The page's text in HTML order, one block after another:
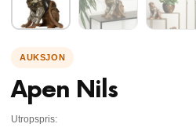
Apen Nils
Utropspris: